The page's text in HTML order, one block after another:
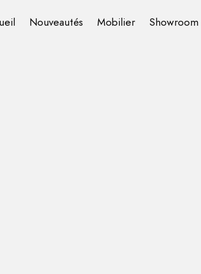
Nouveautés Mobilier Showroom